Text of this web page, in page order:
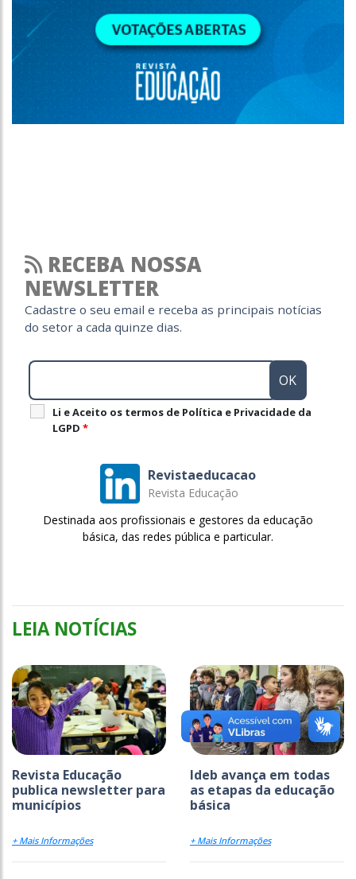
RECEBA NOSSA
NEWSLETTER
Cadastre o seu email e receba as principais notícias
do setor a cada quinze dias.
Li e Aceito os termos de Política e Privacidade da
LGPD *
Revistaeducacao
Revista Educação
Destinada aos profissionais e gestores da educação
básica, das redes pública e particular.
LEIA NOTÍCIAS
Revista Educação
publica newsletter para
municípios
+ Mais Informações
Ideb avança em todas
as etapas da educação
básica
+ Mais Informações